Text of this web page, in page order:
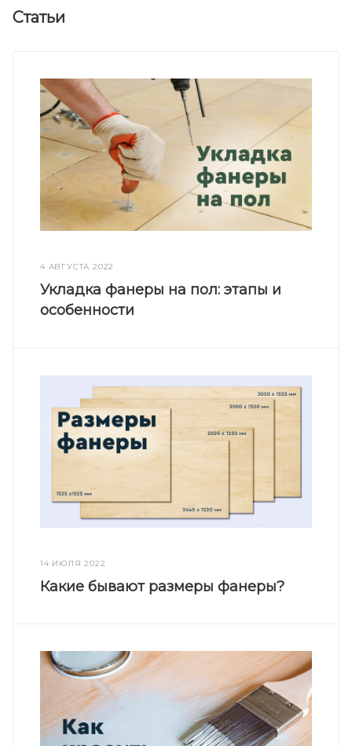
Статьи
4 АВГУСТА 2022
Укладка фанеры на пол: этапы и
особенности
14 ИЮЛЯ 2022
Какие бывают размеры фанеры?